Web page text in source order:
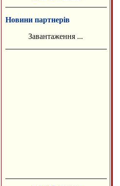
Новини партнерів
Завантаження ...